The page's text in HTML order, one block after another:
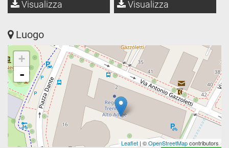
Visualizza Visualizza
Luogo
+
-
Leaflet | ©OpenStreetMapcontributors